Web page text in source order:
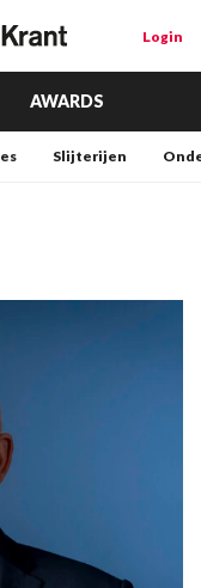
Login
AWARDS
Slijterijen